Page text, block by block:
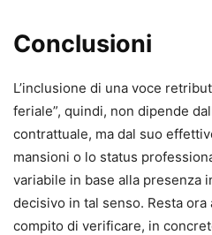
Conclusioni
L’inclusione di una voce
feriale”, quindi, non dipende
contrattuale, ma dal suo
mansioni o lo status
variabile in base alla presenza
decisivo in tal senso. Resta
compito di verificare, in